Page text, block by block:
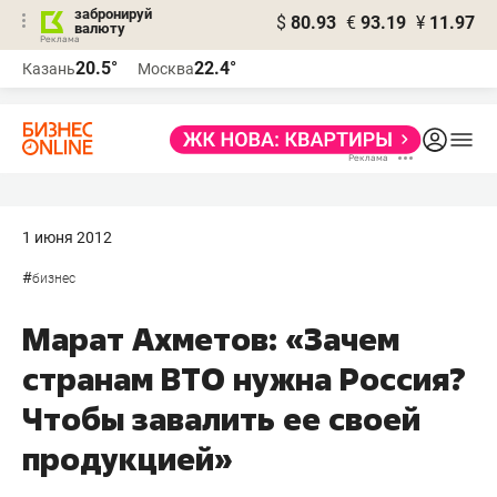
забронируй
валюту
$ 80.93 € 93.19 ¥ 11.97
Казань20.5° Москва22.4°
1 июня 2012
#бизнес
Марат Ахметов: «Зачем
странам ВТО нужна Россия?
Чтобы завалить ее своей
продукцией»